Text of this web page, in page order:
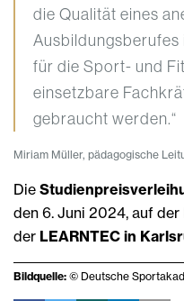
die Qualität eines
Ausbildungsberufes
für die Sport- und
einsetzbare
gebraucht werden.“
Miriam Müller, pädagogische
Die
den 6. Juni 2024, auf
der LEARNTEC in
Bildquelle: © Deutsche